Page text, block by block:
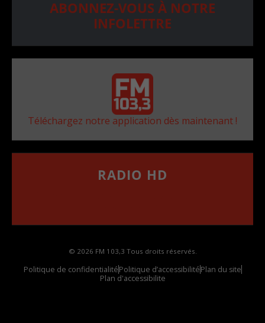
ABONNEZ-VOUS À NOTRE
INFOLETTRE
Téléchargez notre application dès maintenant !
RADIO HD
© 2026 FM 103,3 Tous droits réservés.
Politique de confidentialitéPolitique d’accessibilitéPlan du site
Plan d'accessibilite